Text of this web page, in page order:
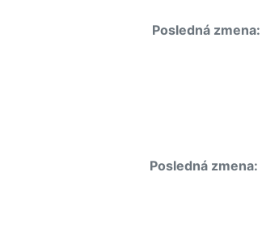
Posledná zmena:
Posledná zmena: